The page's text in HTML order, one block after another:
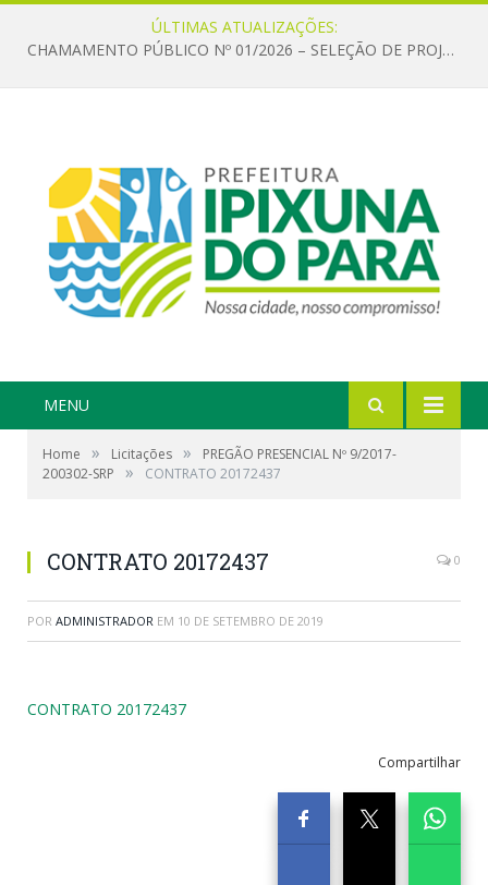
ÚLTIMAS ATUALIZAÇÕES:
CHAMAMENTO PÚBLICO Nº 01/2026 – SELEÇÃO DE PROJETOS PARA FIRMAR TERMO DE EXECUÇÃO CULTURAL COM RECURSOS DA POLÍTICA NACIONAL ALDIR BLANC DE FOMENTO À CULTURA – PNAB (LEI Nº 14.399/2022)
MENU
Home » Licitações »
PREGÃO PRESENCIAL Nº 9/2017-
200302-SRP
» CONTRATO 20172437
CONTRATO 20172437 0
POR ADMINISTRADOR EM 10 DE SETEMBRO DE 2019
CONTRATO 20172437
Compartilhar